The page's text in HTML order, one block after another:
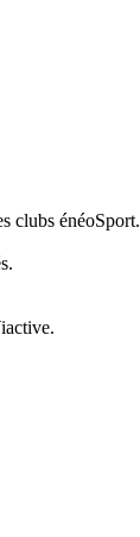
clubs énéoSport.